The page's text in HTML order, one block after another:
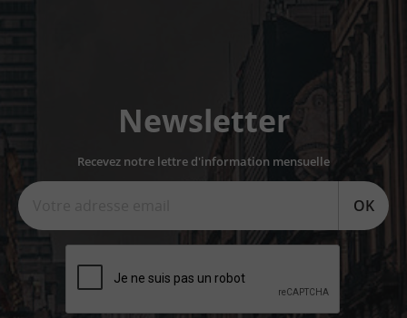
Newsletter
Recevez notre lettre d'information mensuelle
OK